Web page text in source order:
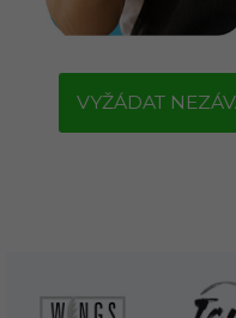
VYŽÁDAT